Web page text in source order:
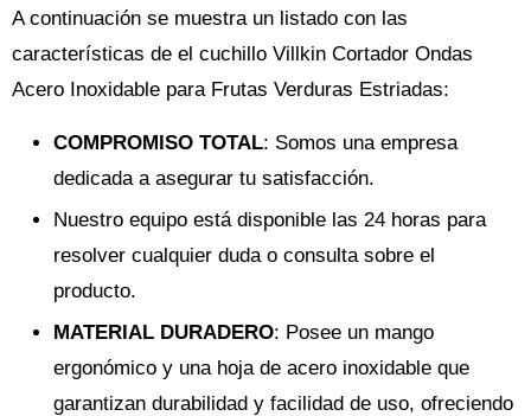
A continuación se muestra un listado con las
características de el cuchillo Villkin Cortador Ondas
Acero Inoxidable para Frutas Verduras Estriadas:
COMPROMISO TOTAL: Somos una empresa
dedicada a asegurar tu satisfacción.
Nuestro equipo está disponible las 24 horas para
resolver cualquier duda o consulta sobre el
producto.
MATERIAL DURADERO: Posee un mango
ergonómico y una hoja de acero inoxidable que
garantizan durabilidad y facilidad de uso, ofreciendo